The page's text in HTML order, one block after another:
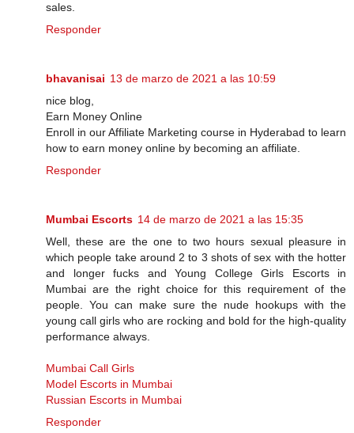
sales.
Responder
bhavanisai 13 de marzo de 2021 a las 10:59
nice blog,
Earn Money Online
Enroll in our Affiliate Marketing course in Hyderabad to learn
how to earn money online by becoming an affiliate.
Responder
Mumbai Escorts 14 de marzo de 2021 a las 15:35
Well, these are the one to two hours sexual pleasure in
which people take around 2 to 3 shots of sex with the hotter
and longer fucks and Young College Girls Escorts in
Mumbai are the right choice for this requirement of the
people. You can make sure the nude hookups with the
young call girls who are rocking and bold for the high-quality
performance always.
Mumbai Call Girls
Model Escorts in Mumbai
Russian Escorts in Mumbai
Responder